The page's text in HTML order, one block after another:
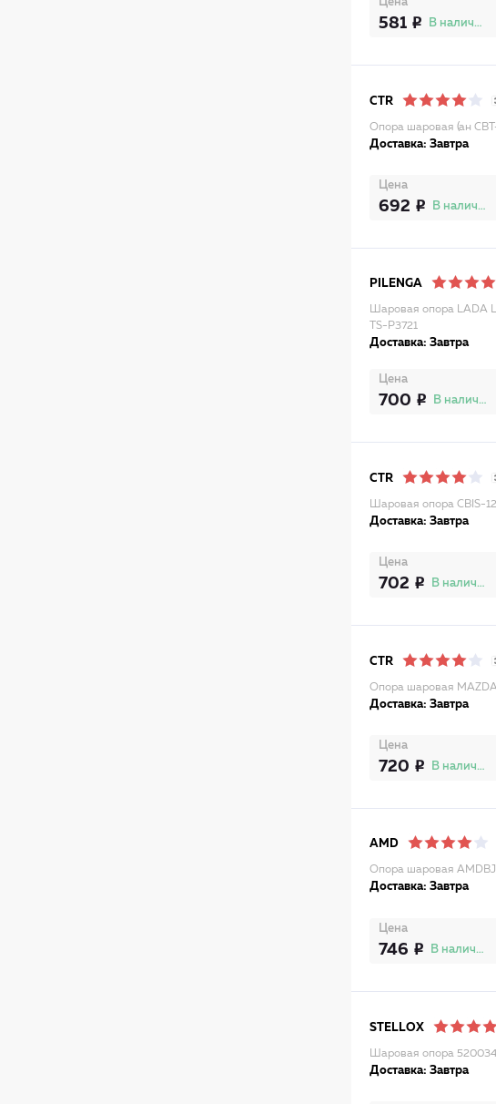
581 В наличии
CTR
Опора шаровая (ан
Доставка: Завтра
Цена
692 В наличии
PILENGA
Шаровая опора LADA
TS-P3721
Доставка: Завтра
Цена
700 В наличии
CTR
Шаровая опора CBIS-12
Доставка: Завтра
Цена
702 В наличии
CTR
Опора шаровая
Доставка: Завтра
Цена
720 В наличии
AMD
Опора шаровая
Доставка: Завтра
Цена
746 В наличии
STELLOX
Шаровая опора
Доставка: Завтра